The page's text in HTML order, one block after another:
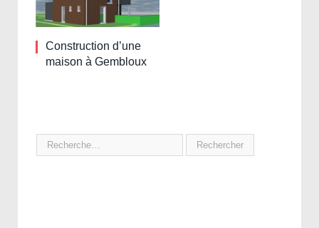
Construction d’une
maison à Gembloux